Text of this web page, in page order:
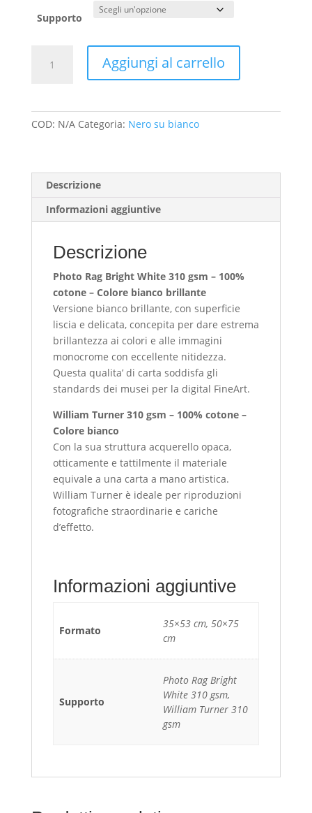
Supporto
Aggiungi al carrello
COD: N/A Categoria: Nero su bianco
Descrizione
Informazioni aggiuntive
Descrizione
Photo Rag Bright White 310 gsm – 100%
cotone – Colore bianco brillante
Versione bianco brillante, con superficie
liscia e delicata, concepita per dare estrema
brillantezza ai colori e alle immagini
monocrome con eccellente nitidezza.
Questa qualita’ di carta soddisfa gli
standards dei musei per la digital FineArt.
William Turner 310 gsm – 100% cotone –
Colore bianco
Con la sua struttura acquerello opaca,
otticamente e tattilmente il materiale
equivale a una carta a mano artistica.
William Turner è ideale per riproduzioni
fotografiche straordinarie e cariche
d’effetto.
Informazioni aggiuntive
Formato
35×53 cm, 50×75
cm
Supporto
Photo Rag Bright
White 310 gsm,
William Turner 310
gsm